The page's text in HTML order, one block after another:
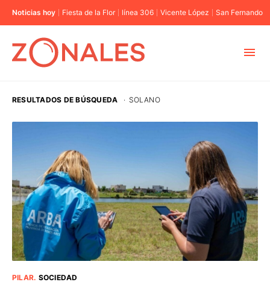
Noticias hoy Fiesta de la Flor línea 306 Vicente López San Fernando
CABA
BUENOS AIRES
PROVINCIAS
ELECCIONES 2023
RESULTADOS DE BÚSQUEDA · SOLANO
PILAR. SOCIEDAD